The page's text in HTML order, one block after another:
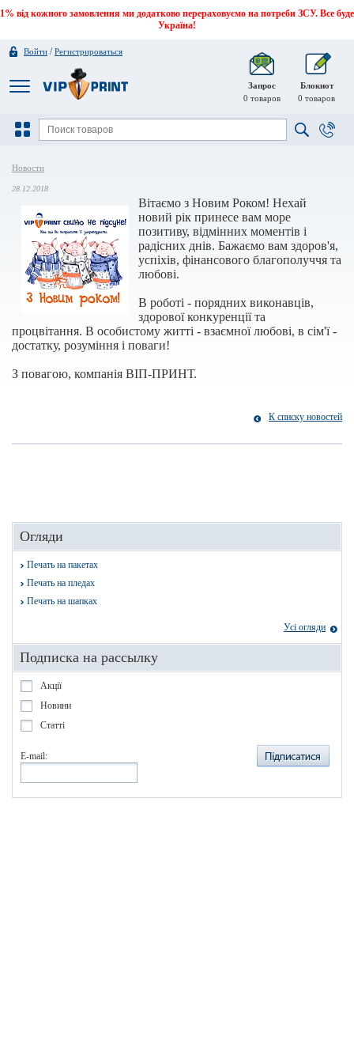
1% від кожного замовлення ми додатково перераховуємо на потреби ЗСУ. Все буде
Україна!
Войти /Регистрироваться
Запрос
0 товаров
Блокнот
0 товаров
Новости
28.12.2018
Вітаємо з Новим Роком! Нехай
новий рік принесе вам море
позитиву, відмінних моментів і
радісних днів. Бажаємо вам здоров'я,
успіхів, фінансового благополуччя та
любові.
В роботі - порядних виконавців,
здорової конкуренції та
процвітання. В особистому житті - взаємної любові, в сім'ї -
достатку, розуміння і поваги!
З повагою, компанія ВІП-ПРИНТ.
К списку новостей
Огляди
Печать на пакетах
Печать на пледах
Печать на шапках
Усі огляди
Подписка на рассылку
Акції
Новини
Статті
E-mail: